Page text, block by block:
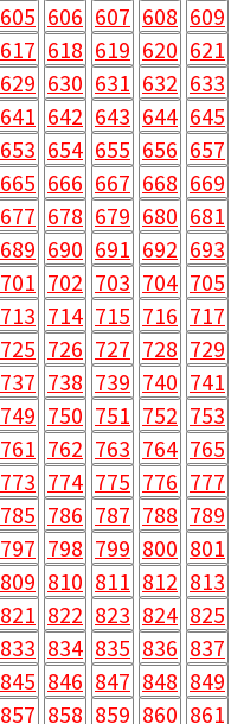
605 606 607 608 609
617 618 619 620 621
629 630 631 632 633
641 642 643 644 645
653 654 655 656 657
665 666 667 668 669
677 678 679 680 681
689 690 691 692 693
701 702 703 704 705
713 714 715 716 717
725 726 727 728 729
737 738 739 740 741
749 750 751 752 753
761 762 763 764 765
773 774 775 776 777
785 786 787 788 789
797 798 799 800 801
809 810 811 812 813
821 822 823 824 825
833 834 835 836 837
845 846 847 848 849
857 858 859 860 861